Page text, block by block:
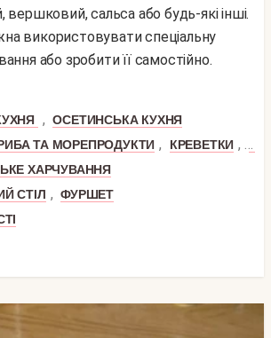
вершковий, сальса або будь-які інші.
використовувати спеціальну
або зробити її самостійно.
, ОСЕТИНСЬКА КУХНЯ
ТА МОРЕПРОДУКТИ , КРЕВЕТКИ ,
ХАРЧУВАННЯ
СТІЛ , ФУРШЕТ